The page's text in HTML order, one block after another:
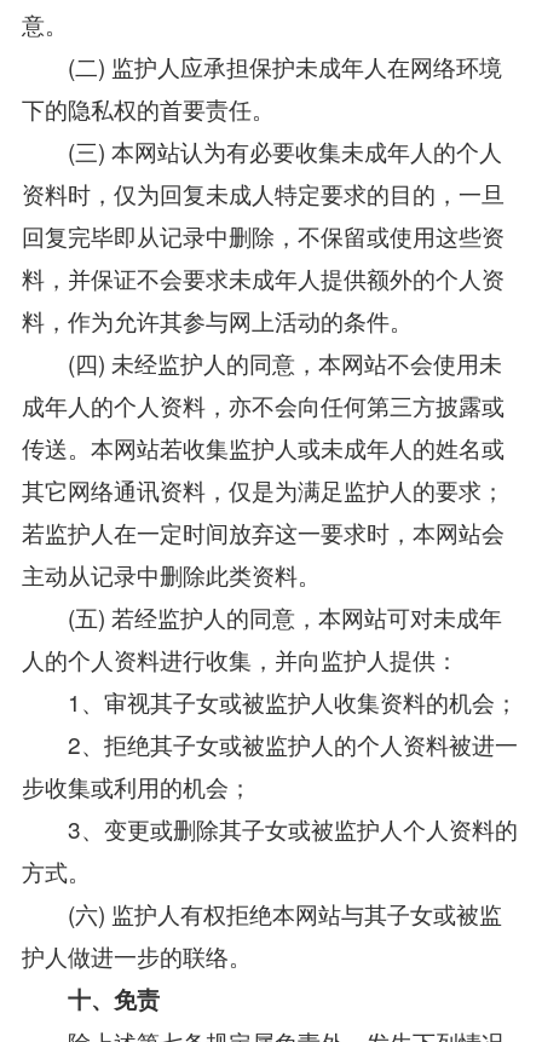
意。
(二) 监护人应承担保护未成年人在网络环境
下的隐私权的首要责任。
(三) 本网站认为有必要收集未成年人的个人
资料时，仅为回复未成人特定要求的目的，一旦
回复完毕即从记录中删除，不保留或使用这些资
料，并保证不会要求未成年人提供额外的个人资
料，作为允许其参与网上活动的条件。
(四) 未经监护人的同意，本网站不会使用未
成年人的个人资料，亦不会向任何第三方披露或
传送。本网站若收集监护人或未成年人的姓名或
其它网络通讯资料，仅是为满足监护人的要求；
若监护人在一定时间放弃这一要求时，本网站会
主动从记录中删除此类资料。
(五) 若经监护人的同意，本网站可对未成年
人的个人资料进行收集，并向监护人提供：
1、审视其子女或被监护人收集资料的机会；
2、拒绝其子女或被监护人的个人资料被进一
步收集或利用的机会；
3、变更或删除其子女或被监护人个人资料的
方式。
(六) 监护人有权拒绝本网站与其子女或被监
护人做进一步的联络。
十、免责